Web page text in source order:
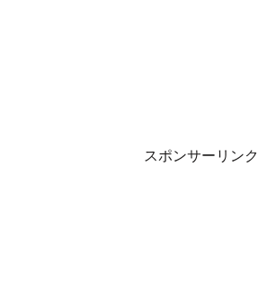
スポンサーリンク